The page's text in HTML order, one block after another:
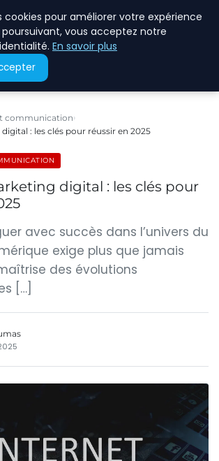
communication
: les clés pour réussir en 2025
digital : les clés pour
avec succès dans l’univers du
exige plus que jamais
des évolutions
[…]
cookies pour améliorer votre expérience
poursuivant, vous acceptez notre
En savoir plus